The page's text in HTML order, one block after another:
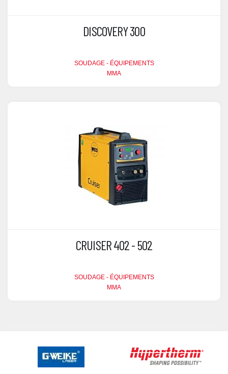
DISCOVERY 300
SOUDAGE - ÉQUIPEMENTS
MMA
CRUISER 402 - 502
SOUDAGE - ÉQUIPEMENTS
MMA